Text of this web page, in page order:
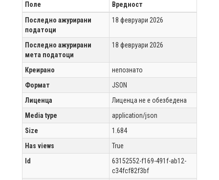
Поле
Вредност
Последно ажурирани
податоци
18 февруари 2026
Последно ажурирани
мета податоци
18 февруари 2026
Креирано
непознато
Формат
JSON
Лиценца
Лиценца не е обезбедена
Media type
application/json
Size
1.684
Has views
True
Id
63152552-f169-491f-ab12-
c34fcf82f3bf